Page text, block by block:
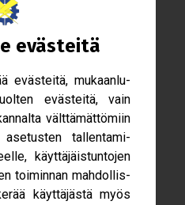
2026 -
eväs­teitä
eväs­teitä, mukaan­lu­
eväs­teitä, vain
vält­tä­mät­tö­miin
ase­tus­ten tal­len­ta­mi­
käyt­tä­jäis­tun­to­jen
toi­min­nan mah­dol­lis­
käyt­tä­jästä myös